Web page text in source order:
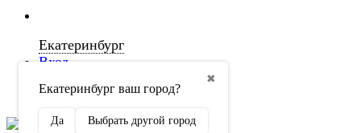
Екатеринбург
✖
Екатеринбург ваш город?
Да Выбрать другой город
Вход
Регистрация